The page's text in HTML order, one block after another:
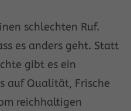
schlechten Ruf.
es anders geht. Statt
gibt es ein
auf Qualität, Frische
reichhaltigen